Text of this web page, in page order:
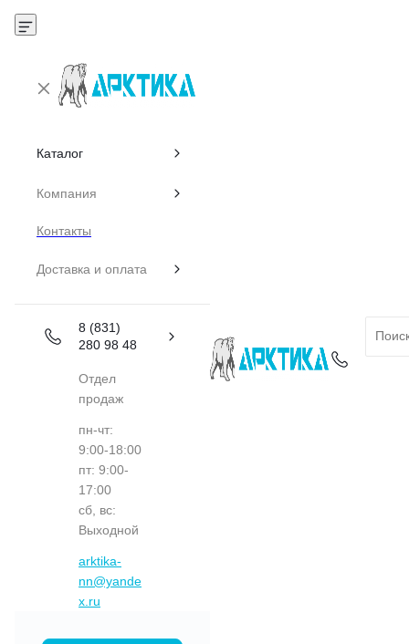
Каталог
Компания
Контакты
Доставка и оплата
8 (831)
280 98 48
Отдел
продаж
пн-чт:
9:00-18:00
пт: 9:00-
17:00
сб, вс:
Выходной
arktika-
nn@yande
x.ru